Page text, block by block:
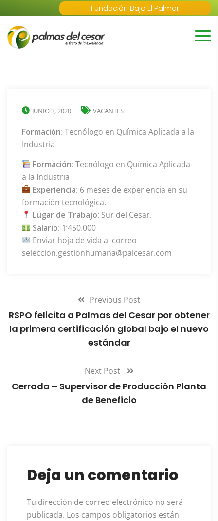
Fundación Bajo El Palmar
JUNIO 3, 2020 VACANTES
Formación: Tecnólogo en Química Aplicada a la
Industria
Formación: Tecnólogo en Química Aplicada
a la Industria
Experiencia: 6 meses de experiencia en su
formación tecnológica.
Lugar de Trabajo: Sur del Cesar.
Salario: 1’450.000
Enviar hoja de vida al correo
seleccion.gestionhumana@palcesar.com
Previous Post
RSPO felicita a Palmas del Cesar por obtener
la primera certificación global bajo el nuevo
estándar
Next Post
Cerrada – Supervisor de Producción Planta
de Beneficio
Deja un comentario
Tu dirección de correo electrónico no será
publicada. Los campos obligatorios están